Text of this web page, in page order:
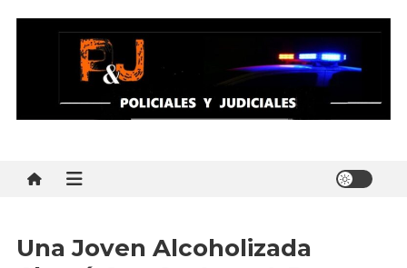
Una Joven Alcoholizada